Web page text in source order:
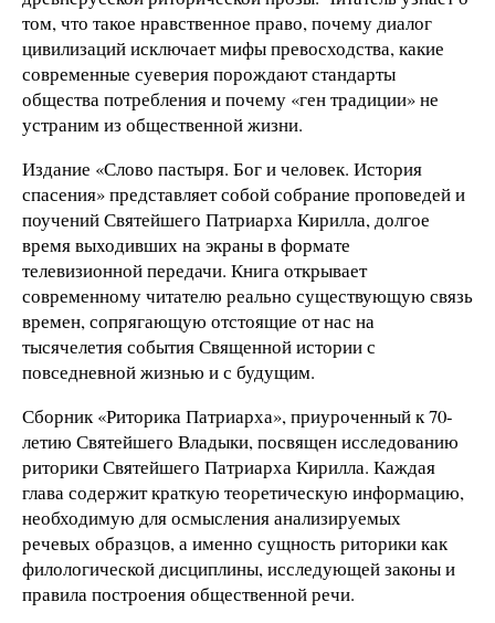
том, что такое нравственное право, почему диалог
цивилизаций исключает мифы превосходства, какие
современные суеверия порождают стандарты
общества потребления и почему «ген традиции» не
устраним из общественной жизни.
Издание «Слово пастыря. Бог и человек. История
спасения» представляет собой собрание проповедей и
поучений Святейшего Патриарха Кирилла, долгое
время выходивших на экраны в формате
телевизионной передачи. Книга открывает
современному читателю реально существующую связь
времен, сопрягающую отстоящие от нас на
тысячелетия события Священной истории с
повседневной жизнью и с будущим.
Сборник «Риторика Патриарха», приуроченный к 70-
летию Святейшего Владыки, посвящен исследованию
риторики Святейшего Патриарха Кирилла. Каждая
глава содержит краткую теоретическую информацию,
необходимую для осмысления анализируемых
речевых образцов, а именно сущность риторики как
филологической дисциплины, исследующей законы и
правила построения общественной речи.